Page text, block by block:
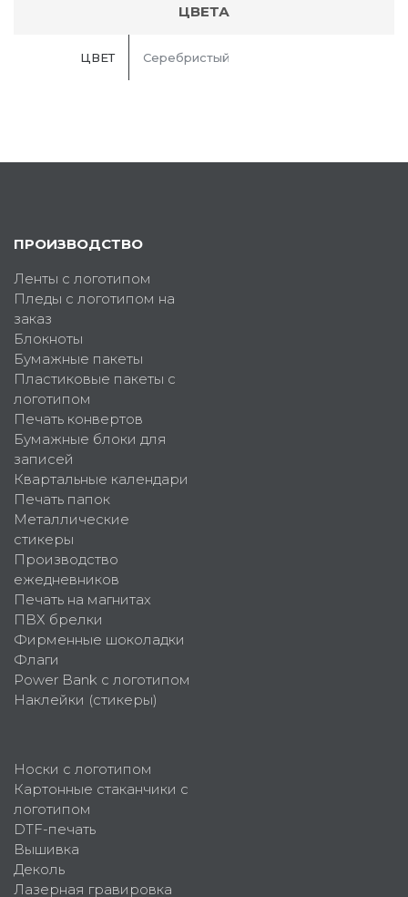
ЦВЕТА
ЦВЕТ Серебристый
ПРОИЗВОДСТВО
Ленты с логотипом
Пледы с логотипом на
заказ
Блокноты
Бумажные пакеты
Пластиковые пакеты с
логотипом
Печать конвертов
Бумажные блоки для
записей
Квартальные календари
Печать папок
Металлические
стикеры
Производство
ежедневников
Печать на магнитах
ПВХ брелки
Фирменные шоколадки
Флаги
Power Bank с логотипом
Наклейки (стикеры)
Носки с логотипом
Картонные стаканчики с
логотипом
DTF-печать
Вышивка
Деколь
Лазерная гравировка